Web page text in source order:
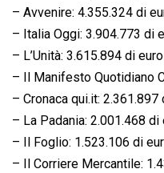
– Avvenire: 4.355.324 di
– Italia Oggi: 3.904.773 di
– L’Unità: 3.615.894 di euro
– Il Manifesto Quotidiano
– Cronaca qui.it: 2.361.897
– La Padania: 2.001.468 di
– Il Foglio: 1.523.106 di
– Il Corriere Mercantile: